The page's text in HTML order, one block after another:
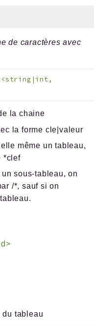
de caractères avec
la chaine
la forme cle|valeur
même un tableau,
*clef
sous-tableau, on
/*, sauf si on
du tableau